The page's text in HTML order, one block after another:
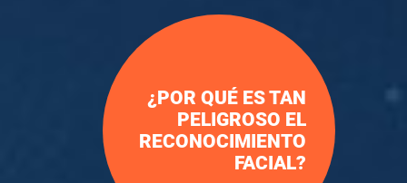
¿POR QUÉ ES TAN
PELIGROSO EL
RECONOCIMIENTO
FACIAL?